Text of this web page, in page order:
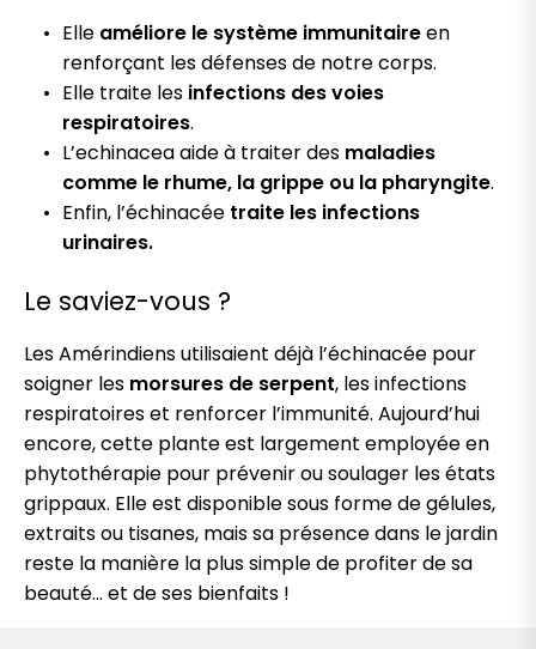
Elle améliore le système immunitaireen
renforçant les défenses de notre corps.
Elle traite les infections des voies
respiratoires.
L’echinacea aide à traiter des maladies
comme le rhume, la grippe ou la pharyngite.
Enfin, l’échinacée traite les infections
urinaires.
Le saviez-vous ?
Les Amérindiens utilisaient déjà l’échinacée pour
soigner les morsures de serpent, les infections
respiratoires et renforcer l’immunité. Aujourd’hui
encore, cette plante est largement employée en
phytothérapie pour prévenir ou soulager les états
grippaux. Elle est disponible sous forme de gélules,
extraits ou tisanes, mais sa présence dans le jardin
reste la manière la plus simple de profiter de sa
beauté… et de ses bienfaits !